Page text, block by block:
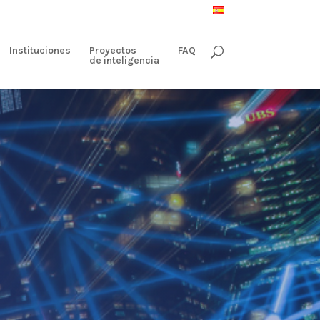
Instituciones
Proyectos
de inteligencia
FAQ